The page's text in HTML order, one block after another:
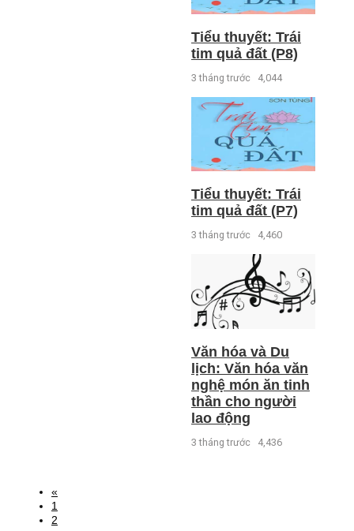
Tiểu thuyết: Trái
tim quả đất (P8)
3 tháng trước 4,044
Tiểu thuyết: Trái
tim quả đất (P7)
3 tháng trước 4,460
Văn hóa và Du
lịch: Văn hóa văn
nghệ món ăn tinh
thần cho người
lao động
3 tháng trước 4,436
«
1
2